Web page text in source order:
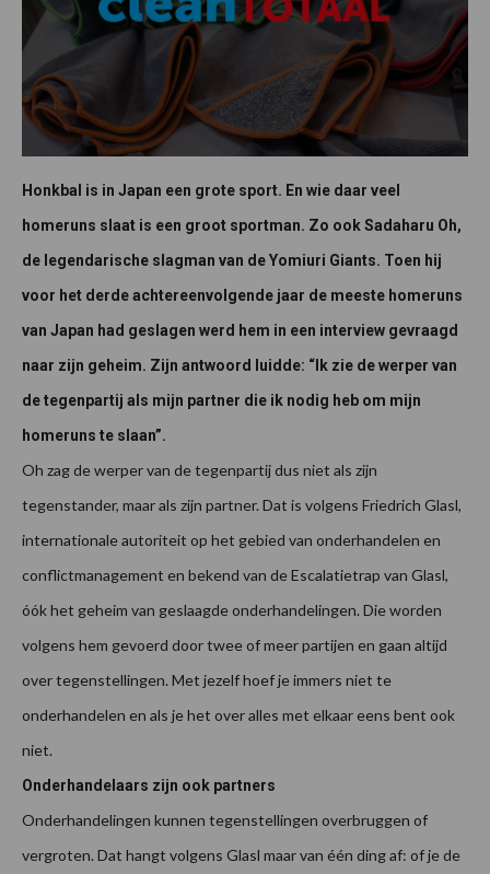
Honkbal is in Japan een grote sport. En wie daar veel
homeruns slaat is een groot sportman. Zo ook Sadaharu Oh,
de legendarische slagman van de Yomiuri Giants. Toen hij
voor het derde achtereenvolgende jaar de meeste homeruns
van Japan had geslagen werd hem in een interview gevraagd
naar zijn geheim. Zijn antwoord luidde: “Ik zie de werper van
de tegenpartij als mijn partner die ik nodig heb om mijn
homeruns te slaan”.
Oh zag de werper van de tegenpartij dus niet als zijn
tegenstander, maar als zijn partner. Dat is volgens Friedrich Glasl,
internationale autoriteit op het gebied van onderhandelen en
conflictmanagement en bekend van de Escalatietrap van Glasl,
óók het geheim van geslaagde onderhandelingen. Die worden
volgens hem gevoerd door twee of meer partijen en gaan altijd
over tegenstellingen. Met jezelf hoef je immers niet te
onderhandelen en als je het over alles met elkaar eens bent ook
niet.
Onderhandelaars zijn ook partners
Onderhandelingen kunnen tegenstellingen overbruggen of
vergroten. Dat hangt volgens Glasl maar van één ding af: of je de